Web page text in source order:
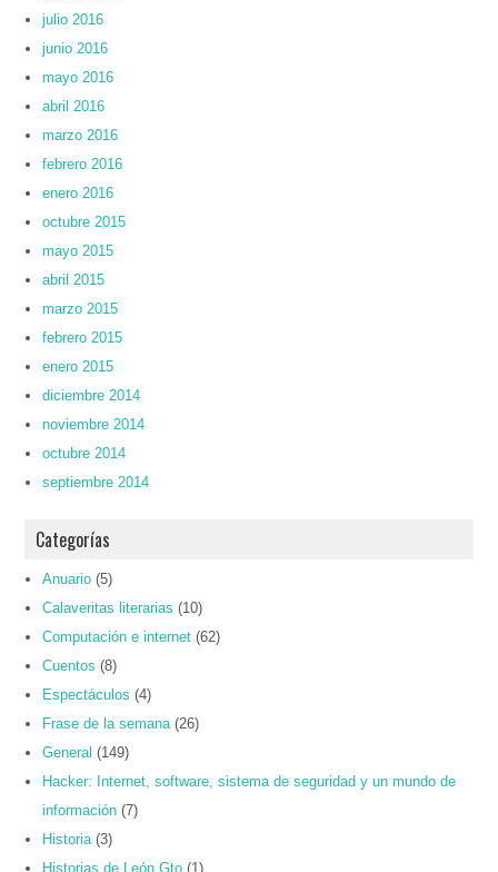
julio 2016
junio 2016
mayo 2016
abril 2016
marzo 2016
febrero 2016
enero 2016
octubre 2015
mayo 2015
abril 2015
marzo 2015
febrero 2015
enero 2015
diciembre 2014
noviembre 2014
octubre 2014
septiembre 2014
Categorías
Anuario (5)
Calaveritas literarias (10)
Computación e internet (62)
Cuentos (8)
Espectáculos (4)
Frase de la semana (26)
General (149)
Hacker: Internet, software, sistema de seguridad y un mundo de
información (7)
Historia (3)
Historias de León Gto (1)